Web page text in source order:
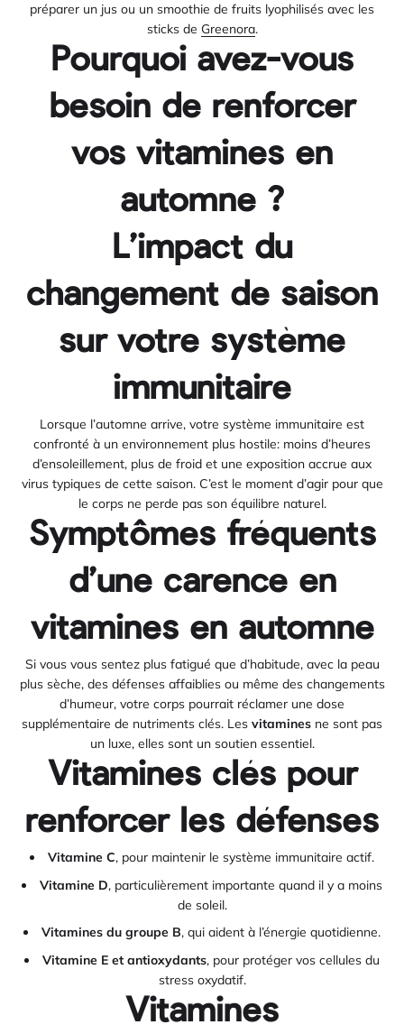
préparer un jus ou un smoothie de fruits lyophilisés avec les
sticks de Greenora.
Pourquoi avez-vous
besoin de renforcer
vos vitamines en
automne ?
L’impact du
changement de saison
sur votre système
immunitaire
Lorsque l’automne arrive, votre système immunitaire est
confronté à un environnement plus hostile: moins d’heures
d’ensoleillement, plus de froid et une exposition accrue aux
virus typiques de cette saison. C’est le moment d’agir pour que
le corps ne perde pas son équilibre naturel.
Symptômes fréquents
d’une carence en
vitamines en automne
Si vous vous sentez plus fatigué que d’habitude, avec la peau
plus sèche, des défenses affaiblies ou même des changements
d’humeur, votre corps pourrait réclamer une dose
supplémentaire de nutriments clés. Les vitamines ne sont pas
un luxe, elles sont un soutien essentiel.
Vitamines clés pour
renforcer les défenses
Vitamine C, pour maintenir le système immunitaire actif.
Vitamine D, particulièrement importante quand il y a moins
de soleil.
Vitamines du groupe B, qui aident à l’énergie quotidienne.
Vitamine E et antioxydants, pour protéger vos cellules du
stress oxydatif.
Vitamines